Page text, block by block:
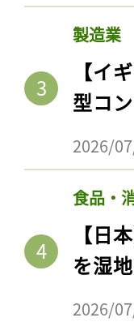
製造業
【イ
型コ
2026/
食品・
【日
を湿
2026/